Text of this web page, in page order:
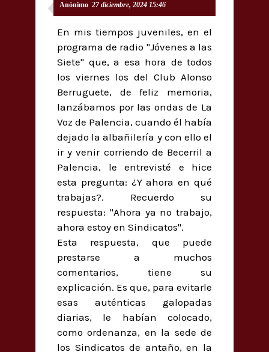
Anónimo 27 diciembre, 2024 15:46
En mis tiempos juveniles, en el
programa de radio "Jóvenes a las
Siete" que, a esa hora de todos
los viernes los del Club Alonso
Berruguete, de feliz memoria,
lanzábamos por las ondas de La
Voz de Palencia, cuando él había
dejado la albañilería y con ello el
ir y venir corriendo de Becerril a
Palencia, le entrevisté e hice
esta pregunta: ¿Y ahora en qué
trabajas?. Recuerdo su
respuesta: "Ahora ya no trabajo,
ahora estoy en Sindicatos".
Esta respuesta, que puede
prestarse a muchos
comentarios, tiene su
explicación. Es que, para evitarle
esas auténticas galopadas
diarias, le habían colocado,
como ordenanza, en la sede de
los Sindicatos de antaño, en la